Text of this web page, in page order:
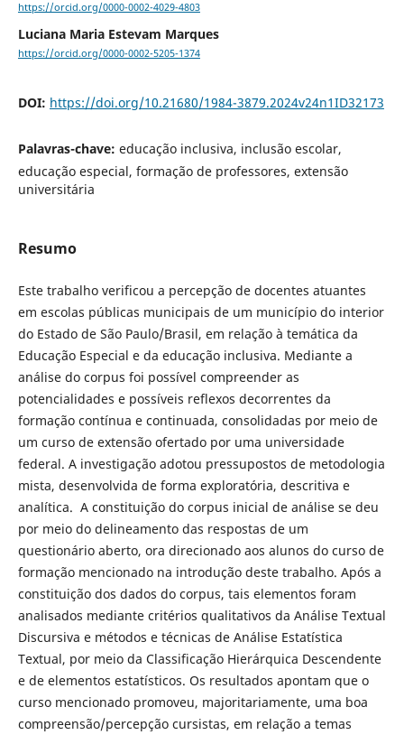
https://orcid.org/0000-0002-4029-4803
Luciana Maria Estevam Marques
https://orcid.org/0000-0002-5205-1374
DOI: https://doi.org/10.21680/1984-3879.2024v24n1ID32173
Palavras-chave: educação inclusiva, inclusão escolar,
educação especial, formação de professores, extensão
universitária
Resumo
Este trabalho verificou a percepção de docentes atuantes
em escolas públicas municipais de um município do interior
do Estado de São Paulo/Brasil, em relação à temática da
Educação Especial e da educação inclusiva. Mediante a
análise do corpus foi possível compreender as
potencialidades e possíveis reflexos decorrentes da
formação contínua e continuada, consolidadas por meio de
um curso de extensão ofertado por uma universidade
federal. A investigação adotou pressupostos de metodologia
mista, desenvolvida de forma exploratória, descritiva e
analítica. A constituição do corpus inicial de análise se deu
por meio do delineamento das respostas de um
questionário aberto, ora direcionado aos alunos do curso de
formação mencionado na introdução deste trabalho. Após a
constituição dos dados do corpus, tais elementos foram
analisados mediante critérios qualitativos da Análise Textual
Discursiva e métodos e técnicas de Análise Estatística
Textual, por meio da Classificação Hierárquica Descendente
e de elementos estatísticos. Os resultados apontam que o
curso mencionado promoveu, majoritariamente, uma boa
compreensão/percepção cursistas, em relação a temas